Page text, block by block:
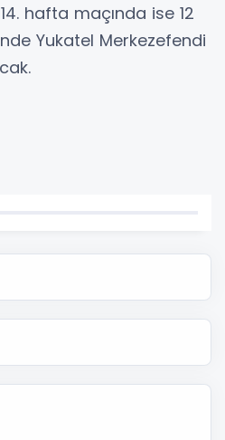
hafta maçında ise 12
Yukatel Merkezefendi